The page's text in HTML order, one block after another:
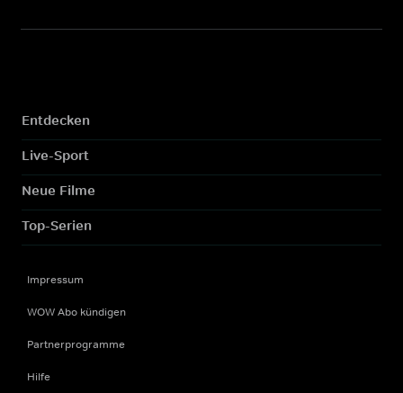
Entdecken
Live-Sport
Neue Filme
Top-Serien
Impressum
WOW Abo kündigen
Partnerprogramme
Hilfe